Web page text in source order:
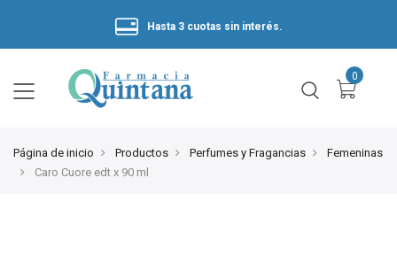
Hasta 3 cuotas sin interés.
Página de inicio Productos Perfumes y Fragancias
Femeninas
Caro Cuore edt x 90 ml